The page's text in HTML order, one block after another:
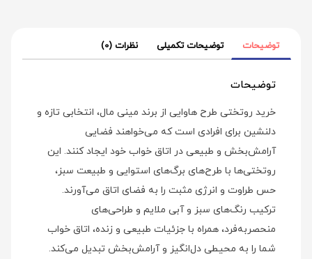
توضیحات توضیحات تکمیلی نظرات (0)
توضیحات
خرید روتختی طرح هاوایی از برند مینی‌ مال، انتخابی تازه و
دلنشین برای افرادی است که می‌خواهند فضایی
آرامش‌بخش و طبیعی در اتاق خواب خود ایجاد کنند. این
روتختی‌ها با طرح‌های برگ‌های استوایی و طبیعت سبز،
حس طراوت و انرژی مثبت را به فضای اتاق می‌آورند.
ترکیب رنگ‌های سبز و آبی ملایم و طراحی‌های
منحصربه‌فرد، همراه با جزئیات طبیعی و زنده، اتاق خواب
شما را به محیطی دل‌انگیز و آرامش‌بخش تبدیل می‌کند.